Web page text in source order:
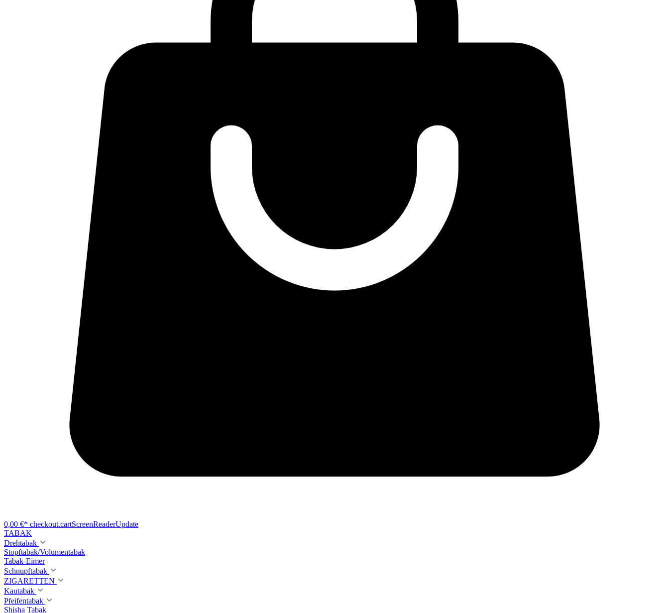
0,00 €* checkout.cartScreenReaderUpdate
TABAK
Drehtabak
Stopftabak/Volumentabak
Tabak-Eimer
Schnupftabak
ZIGARETTEN
Kautabak
Pfeifentabak
Shisha Tabak